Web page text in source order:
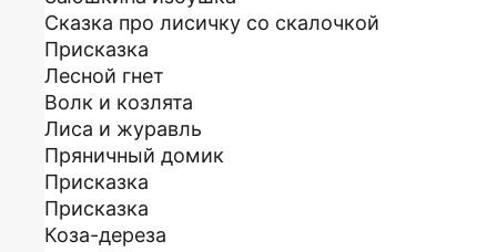
Сказка про лисичку со скалочкой
Присказка
Лесной гнет
Волк и козлята
Лиса и журавль
Пряничный домик
Присказка
Присказка
Коза-дереза